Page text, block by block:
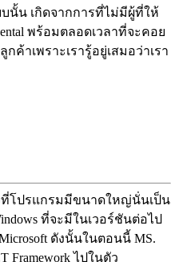
บนั้น เกิดจากการที่ไม่มีผู้ที่ให้
พร้อมตลอดเวลาที่จะคอย
าเพราะเรารู้อยู่เสมอว่าเรา
ที่โปรแกรมมีขนาดใหญ่นั่นเป็น
ที่จะมีในเวอร์ชันต่อไป
ดังนั้นในตอนนี้ MS.
Framework ไปในตัว